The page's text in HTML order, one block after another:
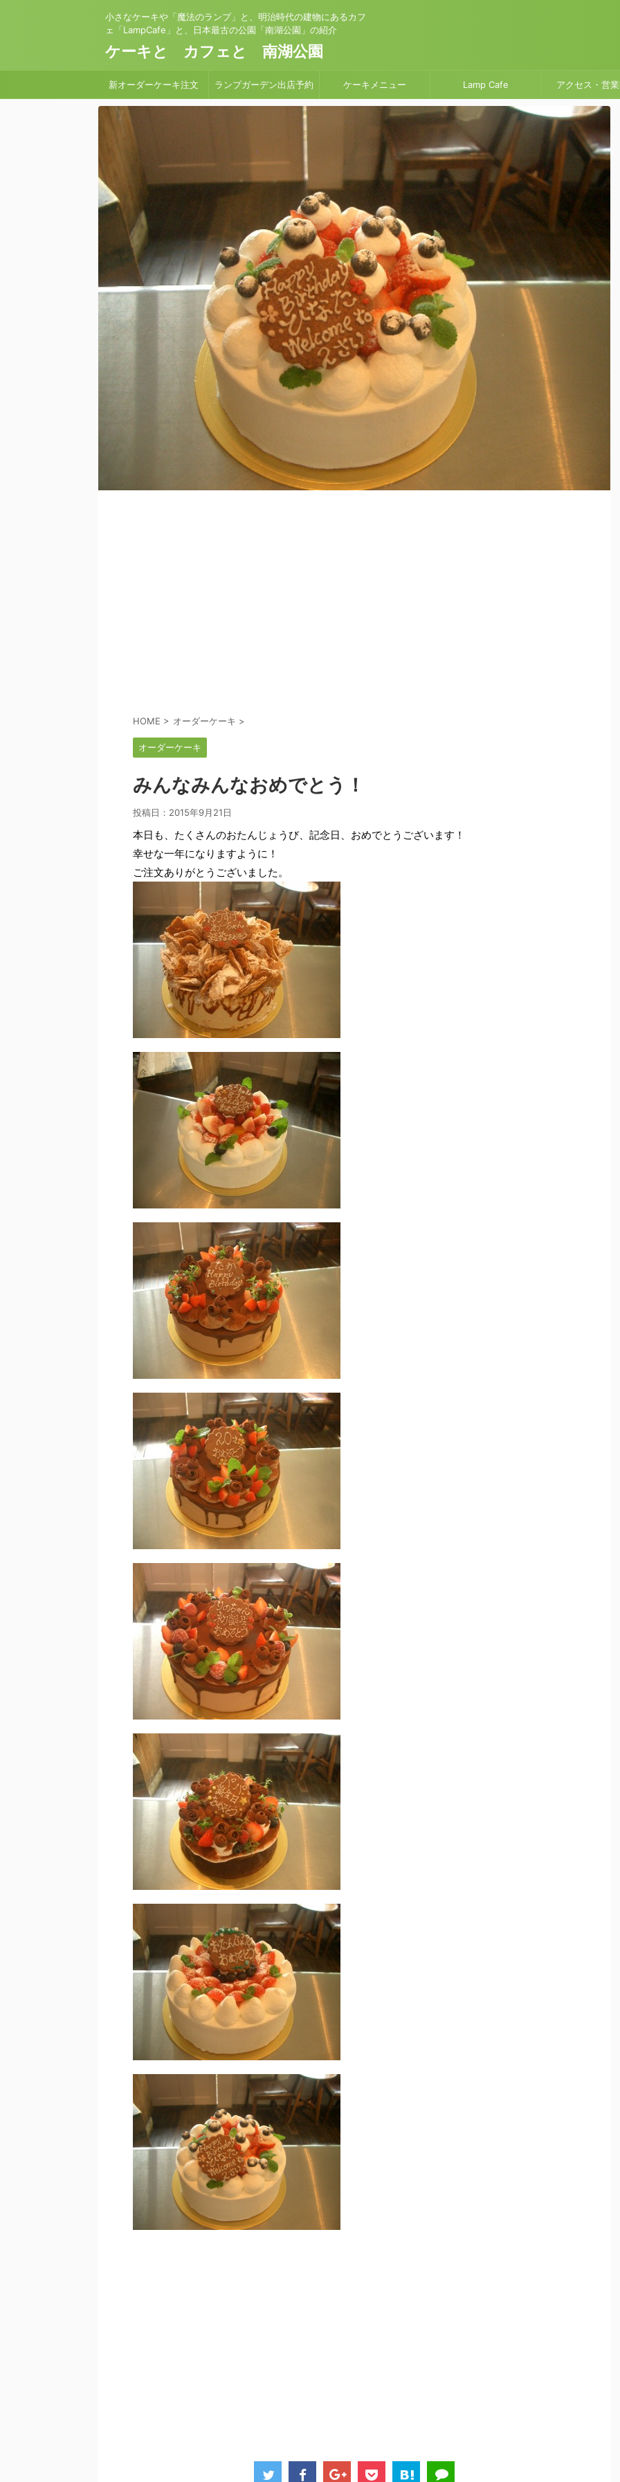
小さなケーキや「魔法のランプ」と、明治時代の建物にあるカフ
ェ「LampCafe」と、日本最古の公園「南湖公園」の紹介
ケーキと カフェと 南湖公園
新オーダーケーキ注文 ランプガーデン出店予約 ケーキメニュー Lamp Cafe アクセス・営
HOME > オーダーケーキ >
オーダーケーキ
みんなみんなおめでとう！
投稿日： 2015年9月21日
本日も、たくさんのおたんじょうび、記念日、おめでとうございます！
幸せな一年になりますように！
ご注文ありがとうございました。